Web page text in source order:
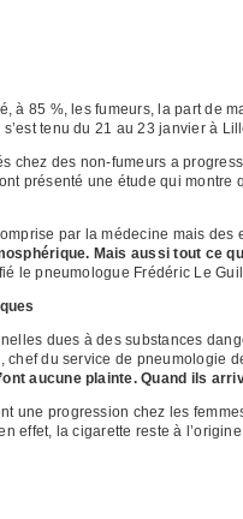
à 85 %, les fumeurs, la part de
tenu du 21 au 23 janvier à
chez des non-fumeurs a
présenté une étude qui
par la médecine mais
Mais aussi tout ce
le pneumologue Frédéric Le
dues à des substances
du service de pneumologie
aucune plainte. Quand ils
une progression chez les
effet, la cigarette reste à